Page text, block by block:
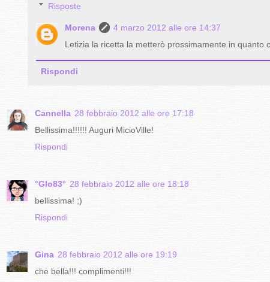
Risposte
Morena
4 marzo 2012 alle ore 14:37
Letizia la ricetta la metterò prossimamente in
Rispondi
Cannella 28 febbraio 2012 alle ore 17:18
Bellissima!!!!!! Auguri MicioVille!
Rispondi
°Glo83° 28 febbraio 2012 alle ore 18:18
bellissima! ;)
Rispondi
Gina 28 febbraio 2012 alle ore 19:19
che bella!!! complimenti!!!